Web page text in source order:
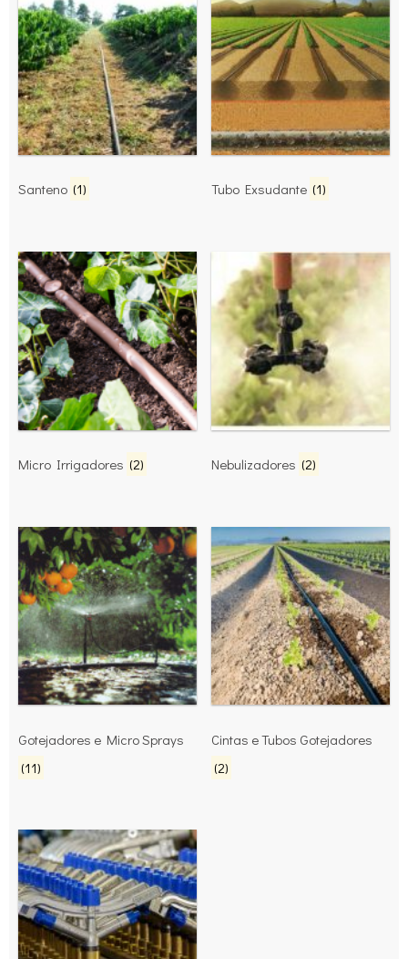
Santeno (1) Tubo Exsudante (1)
Micro Irrigadores (2) Nebulizadores (2)
Gotejadores e Micro Sprays
(11)
Cintas e Tubos Gotejadores
(2)